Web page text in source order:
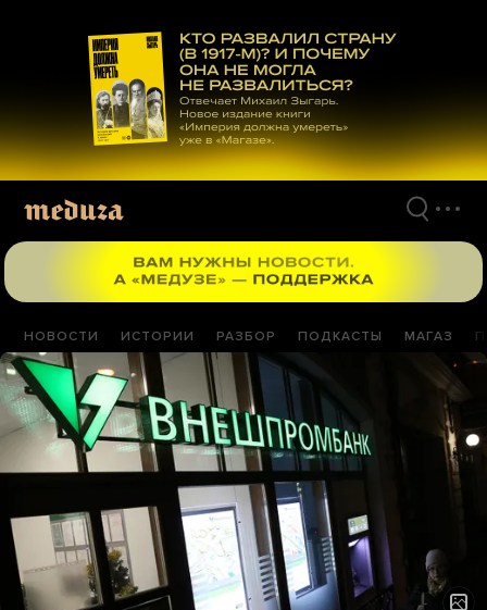
материалам
НОВОСТИ ИСТОРИИ РАЗБОР ПОДКАСТЫ МАГАЗ